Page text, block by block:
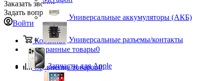
Заказать звонок
Задать вопрос
Войти
Корзина0
Избранные товары0
Сравнение товаров0
Универсальные аккумуляторы (АКБ)
Универсальные разъемы/контакты
Запчасти для Apple